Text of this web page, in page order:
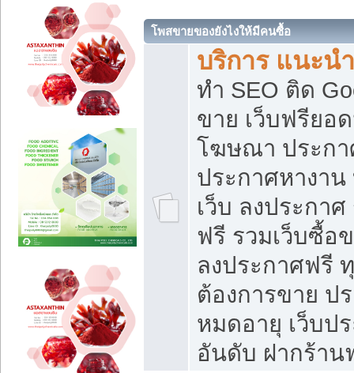
โพสขายของยังไงให้มีคนซื้อ
บริการ แนะน
ทำ SEO ติด
ขาย เว็บฟรียอ
โฆษณา ประกา
ประกาศหางา
เว็บ ลงประกา
ฟรี รวมเว็บซื้อ
ลงประกาศฟรี
ต้องการขาย ป
หมดอายุ เว็บป
อันดับ ฝากร้าน